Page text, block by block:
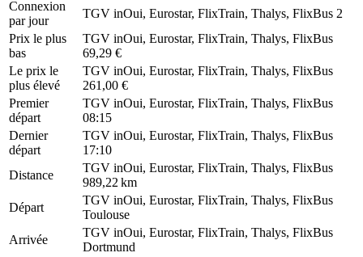
Connexion
par jour
TGV inOui, Eurostar, FlixTrain, Thalys, FlixBus 2
Prix ​​le plus
bas
TGV inOui, Eurostar, FlixTrain, Thalys, FlixBus
69,29 €
Le prix le
plus élevé
TGV inOui, Eurostar, FlixTrain, Thalys, FlixBus
261,00 €
Premier
départ
TGV inOui, Eurostar, FlixTrain, Thalys, FlixBus
08:15
Dernier
départ
TGV inOui, Eurostar, FlixTrain, Thalys, FlixBus
17:10
Distance
TGV inOui, Eurostar, FlixTrain, Thalys, FlixBus
989,22 km
Départ
TGV inOui, Eurostar, FlixTrain, Thalys, FlixBus
Toulouse
Arrivée
TGV inOui, Eurostar, FlixTrain, Thalys, FlixBus
Dortmund